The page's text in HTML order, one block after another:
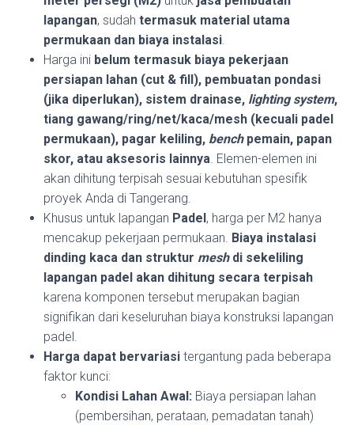
lapangan, sudah termasuk material utama
permukaan dan biaya instalasi.
Harga ini belum termasuk biaya pekerjaan
persiapan lahan (cut & fill), pembuatan pondasi
(jika diperlukan), sistem drainase, lighting system,
tiang gawang/ring/net/kaca/mesh (kecuali padel
permukaan), pagar keliling, benchpemain, papan
skor, atau aksesoris lainnya. Elemen-elemen ini
akan dihitung terpisah sesuai kebutuhan spesifik
proyek Anda di Tangerang.
Khusus untuk lapangan Padel, harga per M2 hanya
mencakup pekerjaan permukaan. Biaya instalasi
dinding kaca dan struktur meshdi sekeliling
lapangan padel akan dihitung secara terpisah
karena komponen tersebut merupakan bagian
signifikan dari keseluruhan biaya konstruksi lapangan
padel.
Harga dapat bervariasi tergantung pada beberapa
faktor kunci:
Kondisi Lahan Awal: Biaya persiapan lahan
(pembersihan, perataan, pemadatan tanah)